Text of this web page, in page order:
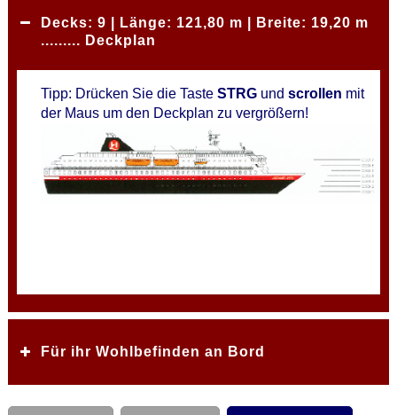
Decks: 9 | Länge: 121,80 m | Breite: 19,20 m
......... Deckplan
Tipp: Drücken Sie die Taste STRGund scrollen mit
der Maus um den Deckplan zu vergrößern!
Für ihr Wohlbefinden an Bord